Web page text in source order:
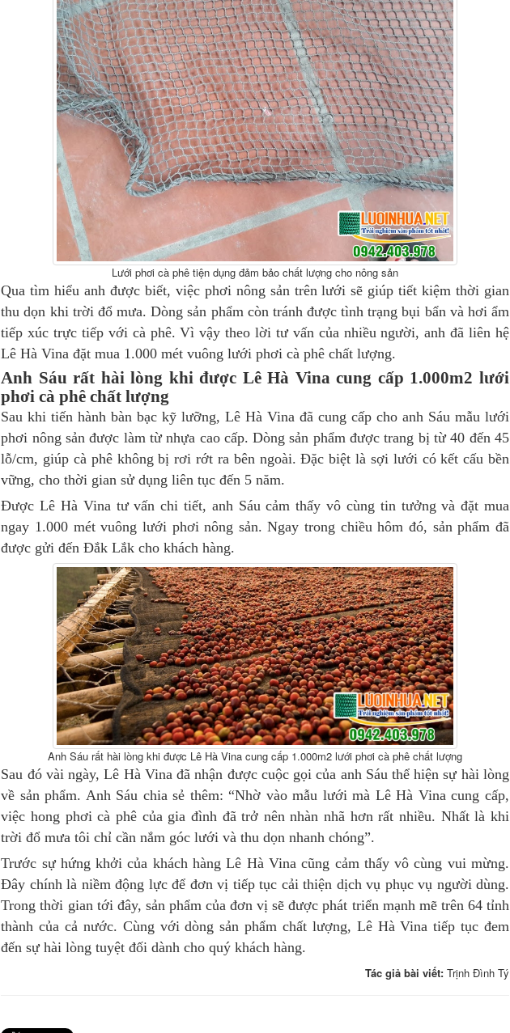
Lưới phơi cà phê tiện dụng đảm bảo chất lượng cho nông sản
Qua tìm hiểu anh được biết, việc phơi nông sản trên lưới sẽ giúp tiết kiệm thời gian
thu dọn khi trời đổ mưa. Dòng sản phẩm còn tránh được tình trạng bụi bẩn và hơi ẩm
tiếp xúc trực tiếp với cà phê. Vì vậy theo lời tư vấn của nhiều người, anh đã liên hệ
Lê Hà Vina đặt mua 1.000 mét vuông lưới phơi cà phê chất lượng.
Anh Sáu rất hài lòng khi được Lê Hà Vina cung cấp 1.000m2 lưới
phơi cà phê chất lượng
Sau khi tiến hành bàn bạc kỹ lưỡng, Lê Hà Vina đã cung cấp cho anh Sáu mẫu lưới
phơi nông sản được làm từ nhựa cao cấp. Dòng sản phẩm được trang bị từ 40 đến 45
lỗ/cm, giúp cà phê không bị rơi rớt ra bên ngoài. Đặc biệt là sợi lưới có kết cấu bền
vững, cho thời gian sử dụng liên tục đến 5 năm.
Được Lê Hà Vina tư vấn chi tiết, anh Sáu cảm thấy vô cùng tin tưởng và đặt mua
ngay 1.000 mét vuông lưới phơi nông sản. Ngay trong chiều hôm đó, sản phẩm đã
được gửi đến Đắk Lắk cho khách hàng.
Anh Sáu rất hài lòng khi được Lê Hà Vina cung cấp 1.000m2 lưới phơi cà phê chất lượng
Sau đó vài ngày, Lê Hà Vina đã nhận được cuộc gọi của anh Sáu thể hiện sự hài lòng
về sản phẩm. Anh Sáu chia sẻ thêm: “Nhờ vào mẫu lưới mà Lê Hà Vina cung cấp,
việc hong phơi cà phê của gia đình đã trở nên nhàn nhã hơn rất nhiều. Nhất là khi
trời đổ mưa tôi chỉ cần nắm góc lưới và thu dọn nhanh chóng”.
Trước sự hứng khởi của khách hàng Lê Hà Vina cũng cảm thấy vô cùng vui mừng.
Đây chính là niềm động lực để đơn vị tiếp tục cải thiện dịch vụ phục vụ người dùng.
Trong thời gian tới đây, sản phẩm của đơn vị sẽ được phát triển mạnh mẽ trên 64 tỉnh
thành của cả nước. Cùng với dòng sản phẩm chất lượng, Lê Hà Vina tiếp tục đem
đến sự hài lòng tuyệt đối dành cho quý khách hàng.
Tác giả bài viết: Trịnh Đình Tý